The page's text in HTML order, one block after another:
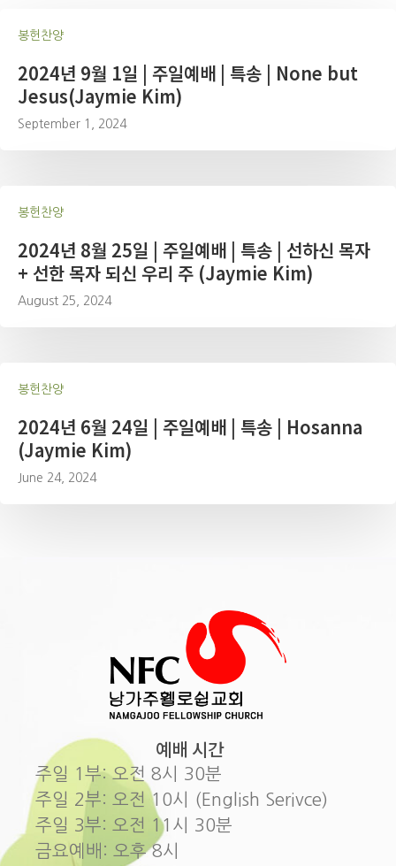
봉헌찬양
2024년 9월 1일 | 주일예배 | 특송 | None but
Jesus(Jaymie Kim)
September 1, 2024
봉헌찬양
2024년 8월 25일 | 주일예배 | 특송 | 선하신 목자
+ 선한 목자 되신 우리 주 (Jaymie Kim)
August 25, 2024
봉헌찬양
2024년 6월 24일 | 주일예배 | 특송 | Hosanna
(Jaymie Kim)
June 24, 2024
예배 시간
주일 1부: 오전 8시 30분
주일 2부: 오전 10시 (English Serivce)
주일 3부: 오전 11시 30분
금요예배: 오후 8시